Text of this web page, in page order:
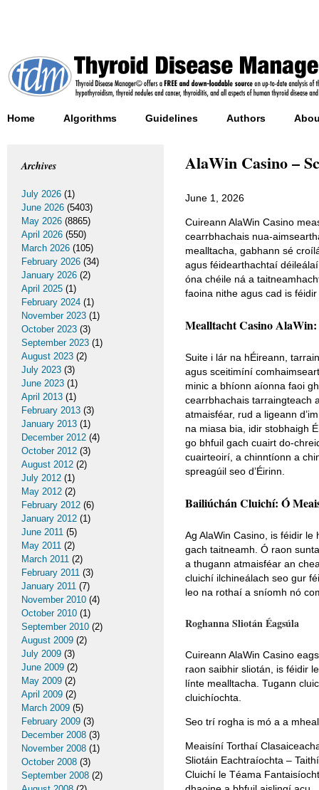
Home Algorithms Guidelines Authors
AlaWin Casino –
June 1, 2026
Cuireann AlaWin Casino
cearrbhachais nua-
mealltacha, gabhann sé
agus féidearthachtaí
óna chéile ná a
faoina nithe agus cad is
Mealltacht Casino
Suite i lár na hÉireann,
agus sceitimíní
minic a bhíonn aíonna faoi
cearrbhachais tarraingteach
atmaisféar, rud a ligeann
na miasa bia, idir stobhaigh
go bhfuil gach cuairt do-
cuairteoirí, a chinntíonn a
spreagúil seo d’Éirinn.
Bailiúchán Cluichí: Ó
Ag AlaWin Casino, is féidir
gach taitneamh. Ó raon
a thugann atmaisféar an
cluichí ilchineálach seo gur
leo na rothaí a sníomh nó
Roghanna Sliotán Éagsúla
Cuireann AlaWin Casino
raon saibhir sliotán, is féidir
línte mealltacha. Tugann
cluichíochta.
Seo trí rogha is mó a a
Meaisíní Torthaí
Sliotáin Eachtraíochta –
Cluichí le Téama
Archives
July 2026 (1)
June 2026 (5403)
May 2026 (8865)
April 2026 (550)
March 2026 (105)
February 2026 (34)
January 2026 (2)
April 2025 (1)
February 2024 (1)
November 2023 (1)
October 2023 (3)
September 2023 (1)
August 2023 (2)
July 2023 (3)
June 2023 (1)
April 2013 (1)
February 2013 (3)
January 2013 (1)
December 2012 (4)
October 2012 (3)
August 2012 (2)
July 2012 (1)
May 2012 (2)
February 2012 (6)
January 2012 (1)
June 2011 (5)
May 2011 (2)
March 2011 (2)
February 2011 (3)
January 2011 (7)
November 2010 (4)
October 2010 (1)
September 2010 (2)
August 2009 (2)
July 2009 (3)
June 2009 (2)
May 2009 (2)
April 2009 (2)
March 2009 (5)
February 2009 (3)
December 2008 (3)
November 2008 (1)
October 2008 (3)
September 2008 (2)